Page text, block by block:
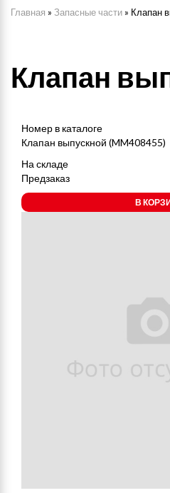
Главная » Запасные части » Клапан
Клапан
Номер в каталоге
Клапан выпускной (MM408455)
На складе
Предзаказ
В